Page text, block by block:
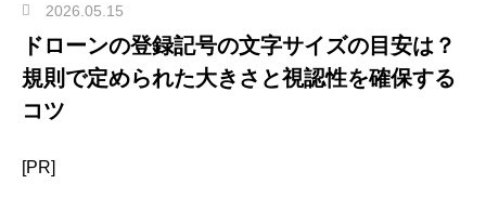
2026.05.15
ドローンの登録記号の文字サイズの目安は？
規則で定められた大きさと視認性を確保する
コツ
[PR]